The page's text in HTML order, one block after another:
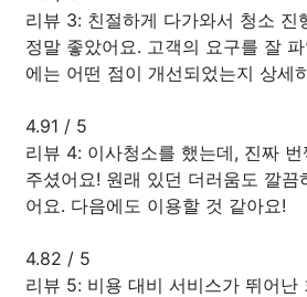
리뷰 3: 친절하게 다가와서 청소 진
정말 좋았어요. 고객의 요구를 잘
에는 어떤 점이 개선되었는지 상세
4.91 / 5
리뷰 4: 이사청소를 했는데, 진짜
주셨어요! 원래 있던 더러움도 깔끔
어요. 다음에도 이용할 것 같아요!
4.82 / 5
리뷰 5: 비용 대비 서비스가 뛰어난